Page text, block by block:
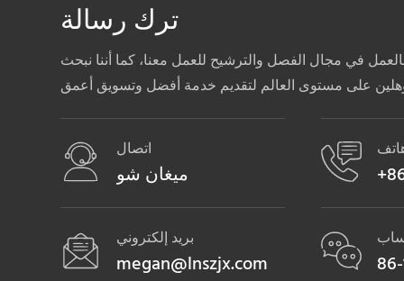
ترك رسالة
في مجال الفصل والترشيح للعمل معنا، كما أننا نبحث
اتصال
ميغان شو
بريد إلكتروني
megan@lnszjx.com